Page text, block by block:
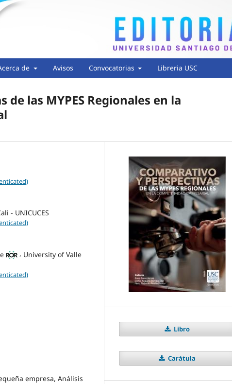
de Avisos Convocatorias Libreria USC
las MYPES Regionales en la
- UNICUCES
, University of Valle
empresa, Análisis
Libro
Carátula